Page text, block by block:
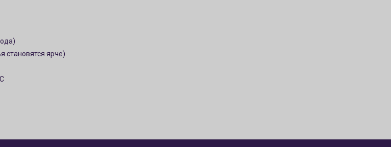
становятся ярче)